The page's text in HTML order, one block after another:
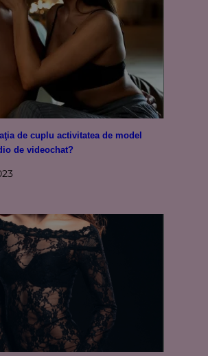
de cuplu activitatea de model
de videochat?